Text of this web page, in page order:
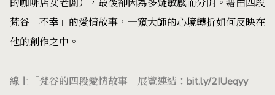
的咖啡店女老闆），最後卻因為多疑敏感而分開。藉由四段
梵谷「不幸」的愛情故事，一窺大師的心境轉折如何反映在
他的創作之中。
線上「梵谷的四段愛情故事」展覽連結： bit.ly/2IUeqyy